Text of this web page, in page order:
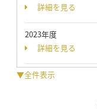
詳細を見る
2023年度
詳細を見る
▼全件表示